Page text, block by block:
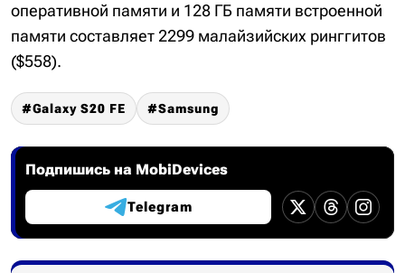
оперативной памяти и 128 ГБ памяти встроенной
памяти составляет 2299 малайзийских ринггитов
($558).
Galaxy S20 FE Samsung
Подпишись на MobiDevices
Telegram